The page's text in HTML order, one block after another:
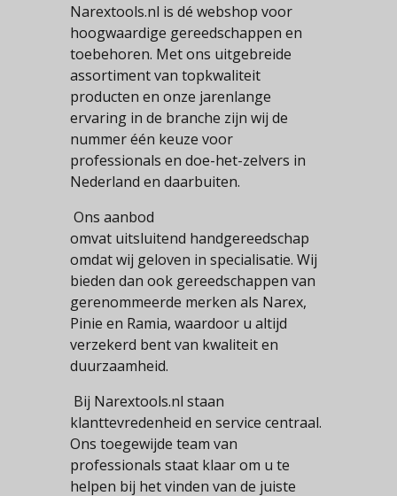
Narextools.nl is dé webshop voor
hoogwaardige gereedschappen en
toebehoren. Met ons uitgebreide
assortiment van topkwaliteit
producten en onze jarenlange
ervaring in de branche zijn wij de
nummer één keuze voor
professionals en doe-het-zelvers in
Nederland en daarbuiten.
Ons aanbod
omvat uitsluitend handgereedschap
omdat wij geloven in specialisatie. Wij
bieden dan ook gereedschappen van
gerenommeerde merken als Narex,
Pinie en Ramia, waardoor u altijd
verzekerd bent van kwaliteit en
duurzaamheid.
Bij Narextools.nl staan ​​
klanttevredenheid en service centraal.
Ons toegewijde team van
professionals staat klaar om u te
helpen bij het vinden van de juiste